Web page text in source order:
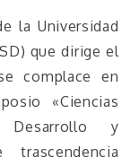
la Universidad
que dirige el
complace en
«Ciencias
Desarrollo y